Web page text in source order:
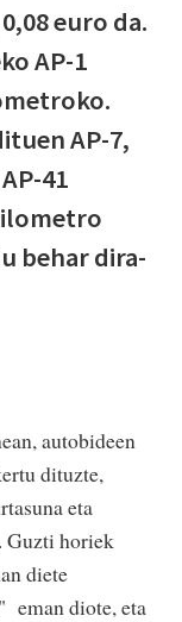
euro da.
AP-1
AP-7,
41
behar dira-
autobideen
dituzte,
eta
Guzti horiek
diete
eman diote, eta